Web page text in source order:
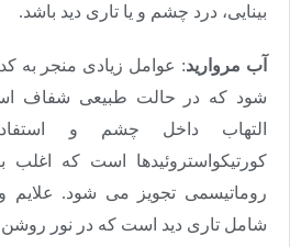
بینایی، درد چشم و یا تاری دید باشد.
آب مروارید: عوامل زیادی منجر
شود که در حالت طبیعی شفاف
التهاب داخل چشم و
کورتیکواستروئیدها است که اغلب
روماتیسمی تجویز می شود. علایم
شامل تاری دید است که در نور